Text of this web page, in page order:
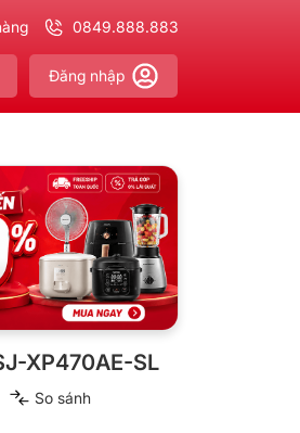
đầy đủ Giao nhanh - Miễn phí
0849.888.883
Đăng nhập
XP470AE-SL
So sánh